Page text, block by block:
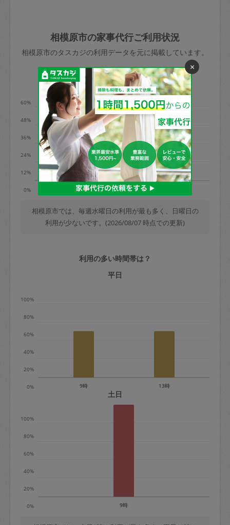
依頼者不在による当日キャンセル＝依頼
金額の100%＋交通費全額
※例：依頼日時／土曜日午前9時開始の場
合、水曜日午前9時以降はキャンセル料が
発生
水曜日9時〜金曜日9時まで＝依頼料金の
50%
金曜日9時～土曜日8時まで＝依頼金額の
100%
土曜日8時〜実施時間＝依頼金額の100%
＋交通費全額
依頼者不在による当日キャンセル＝依頼
金額の100%＋交通費全額
定期契約をキャンセルする場合、毎週定
期は月2回まで隔週定期は月1回までキャ
※キャンセル料金の設定について：
定期依頼1回（3時間）の金額とスポット
きた場合は損害保険の対象外となるので
ご注意ください。
玉、など
あわせてこちらも参照ください：初めて
利用します。注意しなくてはいけない点
はありますか？
相模原市の家事代行ご利用状況
相模原市のタスカジの利用データを元に掲載しています。
利用の多い曜日は？
0%
12%
24%
36%
48%
60%
水
相模原市では、毎週水曜日の利用が最も多く、日曜日の
利用が少ないです。(2026/08/07 時点での更新)
利用の多い時間帯は？
平日
0%
20%
40%
60%
80%
100%
9時 13時
土日
0%
20%
40%
60%
80%
100%
9時
×